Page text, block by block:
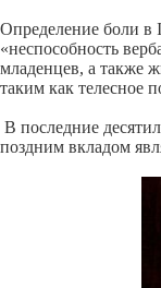
Определение боли в
«неспособность
младенцев, а также
таким как телесное
В последние
поздним вкладом